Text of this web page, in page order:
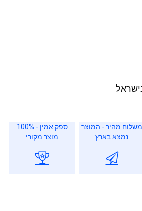
משלוח מהיר - המוצר
נמצא בארץ
ספק אמין - 100%
מוצר מקורי